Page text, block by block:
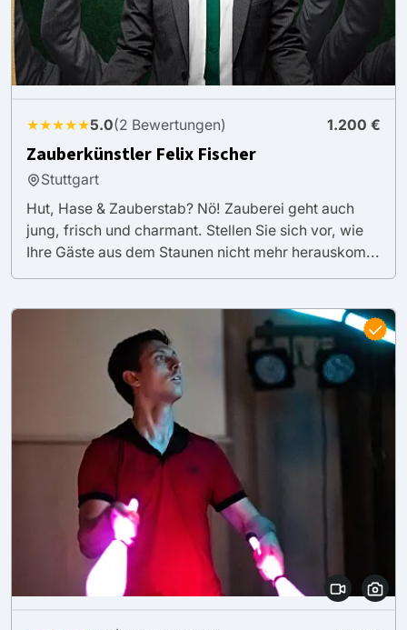
★★★★★5.0(2 Bewertungen) 1.200 €
Zauberkünstler Felix Fischer
Stuttgart
Hut, Hase & Zauberstab? Nö! Zauberei geht auch
jung, frisch und charmant. Stellen Sie sich vor, wie
Ihre Gäste aus dem Staunen nicht mehr herauskom...